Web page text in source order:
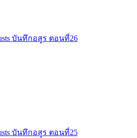
บันทึกอสูร ตอนที่26
บันทึกอสูร ตอนที่25